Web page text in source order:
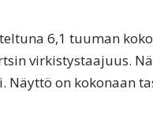
6,1 tuuman
virkistystaajuus.
Näyttö on kokonaan